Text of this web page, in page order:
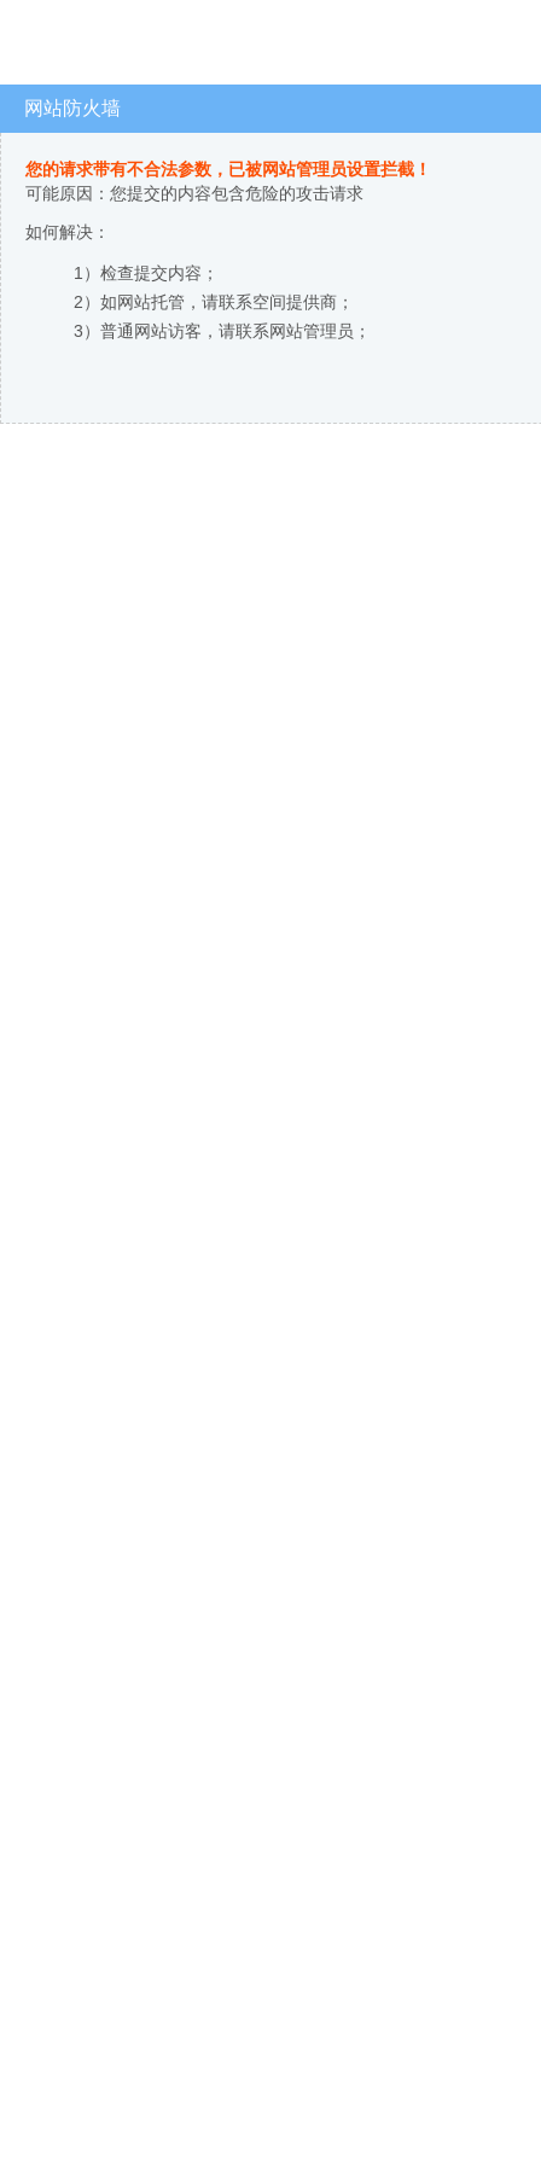
网站防火墙
您的请求带有不合法参数，已被网站管理员设置拦截！
可能原因：您提交的内容包含危险的攻击请求
如何解决：
1）检查提交内容；
2）如网站托管，请联系空间提供商；
3）普通网站访客，请联系网站管理员；